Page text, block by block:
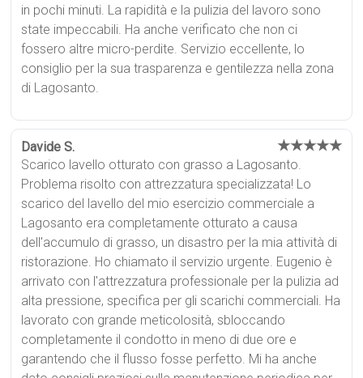
in pochi minuti. La rapidità e la pulizia del lavoro sono
state impeccabili. Ha anche verificato che non ci
fossero altre micro-perdite. Servizio eccellente, lo
consiglio per la sua trasparenza e gentilezza nella zona
di Lagosanto.
Davide S. ★★★★★
Scarico lavello otturato con grasso a Lagosanto.
Problema risolto con attrezzatura specializzata! Lo
scarico del lavello del mio esercizio commerciale a
Lagosanto era completamente otturato a causa
dell'accumulo di grasso, un disastro per la mia attività di
ristorazione. Ho chiamato il servizio urgente. Eugenio è
arrivato con l'attrezzatura professionale per la pulizia ad
alta pressione, specifica per gli scarichi commerciali. Ha
lavorato con grande meticolosità, sbloccando
completamente il condotto in meno di due ore e
garantendo che il flusso fosse perfetto. Mi ha anche